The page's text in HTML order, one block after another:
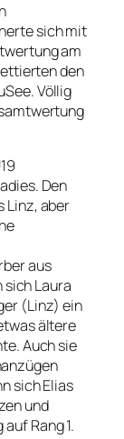
sich mit
am
den
Völlig
Den
Linz, aber
aus
sich Laura
(Linz) ein
ältere
Auch sie
sich Elias
und
Rang 1.